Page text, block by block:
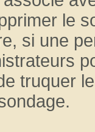
le
si une
truquer